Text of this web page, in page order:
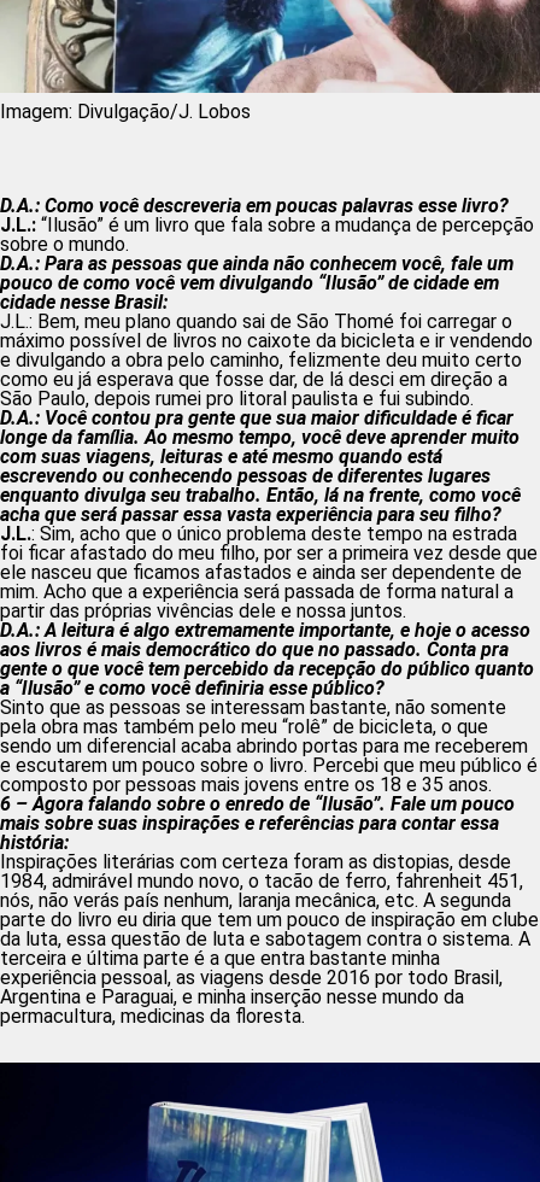
Imagem: Divulgação/J. Lobos
D.A.: Como você descreveria em poucas palavras esse livro?
J.L.: “Ilusão” é um livro que fala sobre a mudança de percepção
sobre o mundo.
D.A.: Para as pessoas que ainda não conhecem você, fale um
pouco de como você vem divulgando “Ilusão” de cidade em
cidade nesse Brasil:
J.L.: Bem, meu plano quando sai de São Thomé foi carregar o
máximo possível de livros no caixote da bicicleta e ir vendendo
e divulgando a obra pelo caminho, felizmente deu muito certo
como eu já esperava que fosse dar, de lá desci em direção a
São Paulo, depois rumei pro litoral paulista e fui subindo.
D.A.: Você contou pra gente que sua maior dificuldade é ficar
longe da família. Ao mesmo tempo, você deve aprender muito
com suas viagens, leituras e até mesmo quando está
escrevendo ou conhecendo pessoas de diferentes lugares
enquanto divulga seu trabalho. Então, lá na frente, como você
acha que será passar essa vasta experiência para seu filho?
J.L.: Sim, acho que o único problema deste tempo na estrada
foi ficar afastado do meu filho, por ser a primeira vez desde que
ele nasceu que ficamos afastados e ainda ser dependente de
mim. Acho que a experiência será passada de forma natural a
partir das próprias vivências dele e nossa juntos.
D.A.: A leitura é algo extremamente importante, e hoje o acesso
aos livros é mais democrático do que no passado. Conta pra
gente o que você tem percebido da recepção do público quanto
a “Ilusão” e como você definiria esse público?
Sinto que as pessoas se interessam bastante, não somente
pela obra mas também pelo meu “rolê” de bicicleta, o que
sendo um diferencial acaba abrindo portas para me receberem
e escutarem um pouco sobre o livro. Percebi que meu público é
composto por pessoas mais jovens entre os 18 e 35 anos.
6 – Agora falando sobre o enredo de “Ilusão”. Fale um pouco
mais sobre suas inspirações e referências para contar essa
história:
Inspirações literárias com certeza foram as distopias, desde
1984, admirável mundo novo, o tacão de ferro, fahrenheit 451,
nós, não verás país nenhum, laranja mecânica, etc. A segunda
parte do livro eu diria que tem um pouco de inspiração em clube
da luta, essa questão de luta e sabotagem contra o sistema. A
terceira e última parte é a que entra bastante minha
experiência pessoal, as viagens desde 2016 por todo Brasil,
Argentina e Paraguai, e minha inserção nesse mundo da
permacultura, medicinas da floresta.